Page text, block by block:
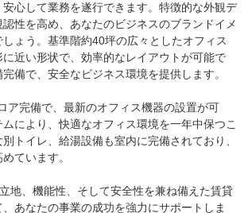
心して業務を遂行できます。特徴的な外観デ
性を高め、あなたのビジネスのブランドイメ
ょう。基準階約40坪の広々としたオフィス
に近い形状で、効率的なレイアウトが可能で
備で、安全なビジネス環境を提供します。
ア完備で、最新のオフィス機器の設置が可
により、快適なオフィス環境を一年中保つこ
トイレ、給湯設備も室内に完備されており、
ています。
地、機能性、そして安全性を兼ね備えた賃貸
あなたの事業の成功を強力にサポートしま